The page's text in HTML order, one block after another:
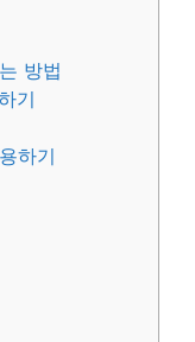
방법
기
하기